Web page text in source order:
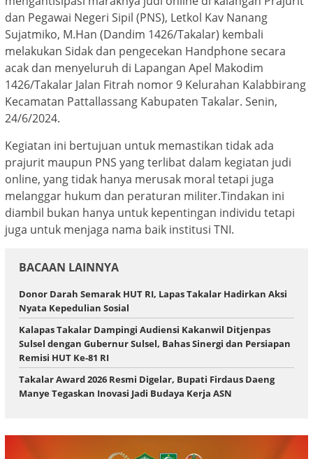
dan Pegawai Negeri Sipil (PNS), Letkol Kav Nanang
Sujatmiko, M.Han (Dandim 1426/Takalar) kembali
melakukan Sidak dan pengecekan Handphone secara
acak dan menyeluruh di Lapangan Apel Makodim
1426/Takalar Jalan Fitrah nomor 9 Kelurahan Kalabbirang
Kecamatan Pattallassang Kabupaten Takalar. Senin,
24/6/2024.
Kegiatan ini bertujuan untuk memastikan tidak ada
prajurit maupun PNS yang terlibat dalam kegiatan judi
online, yang tidak hanya merusak moral tetapi juga
melanggar hukum dan peraturan militer.Tindakan ini
diambil bukan hanya untuk kepentingan individu tetapi
juga untuk menjaga nama baik institusi TNI.
BACAAN LAINNYA
Donor Darah Semarak HUT RI, Lapas Takalar Hadirkan Aksi
Nyata Kepedulian Sosial
Kalapas Takalar Dampingi Audiensi Kakanwil Ditjenpas
Sulsel dengan Gubernur Sulsel, Bahas Sinergi dan Persiapan
Remisi HUT Ke-81 RI
Takalar Award 2026 Resmi Digelar, Bupati Firdaus Daeng
Manye Tegaskan Inovasi Jadi Budaya Kerja ASN